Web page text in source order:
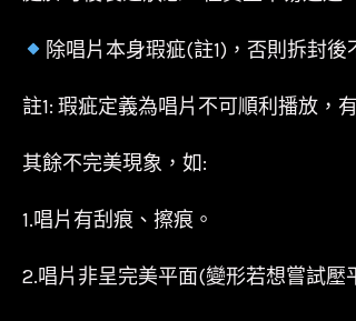
除唱片本身瑕疵(註1)，否則拆封後
註1: 瑕疵定義為唱片不可順利播放，
其餘不完美現象，如:
1.唱片有刮痕、擦痕。
2.唱片非呈完美平面(變形若想嘗試壓